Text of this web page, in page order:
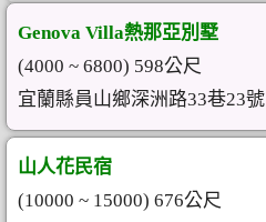
Genova Villa熱那亞別墅
(4000 ~ 6800) 598公尺
宜蘭縣員山鄉深洲路33巷23號
山人花民宿
(10000 ~ 15000) 676公尺